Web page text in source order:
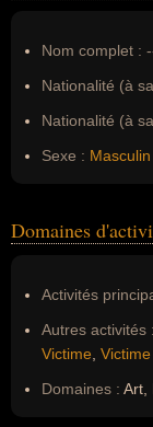
Nom complet :
Nationalité (à
Nationalité (à
Sexe : Masculin
Domaines
Activités
Autres activités :
Victime
Domaines : Art,